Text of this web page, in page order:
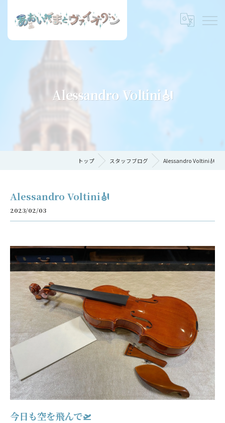
Alessandro Voltini🎻
トップ スタッフブログ Alessandro Voltini🎻
Alessandro Voltini🎻
2023/02/03
今日も空を飛んで🛫